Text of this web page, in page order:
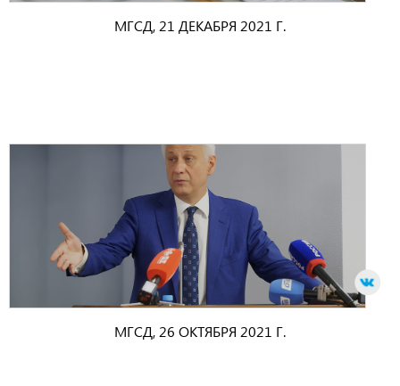
МГСД, 21 ДЕКАБРЯ 2021 Г.
МГСД, 26 ОКТЯБРЯ 2021 Г.